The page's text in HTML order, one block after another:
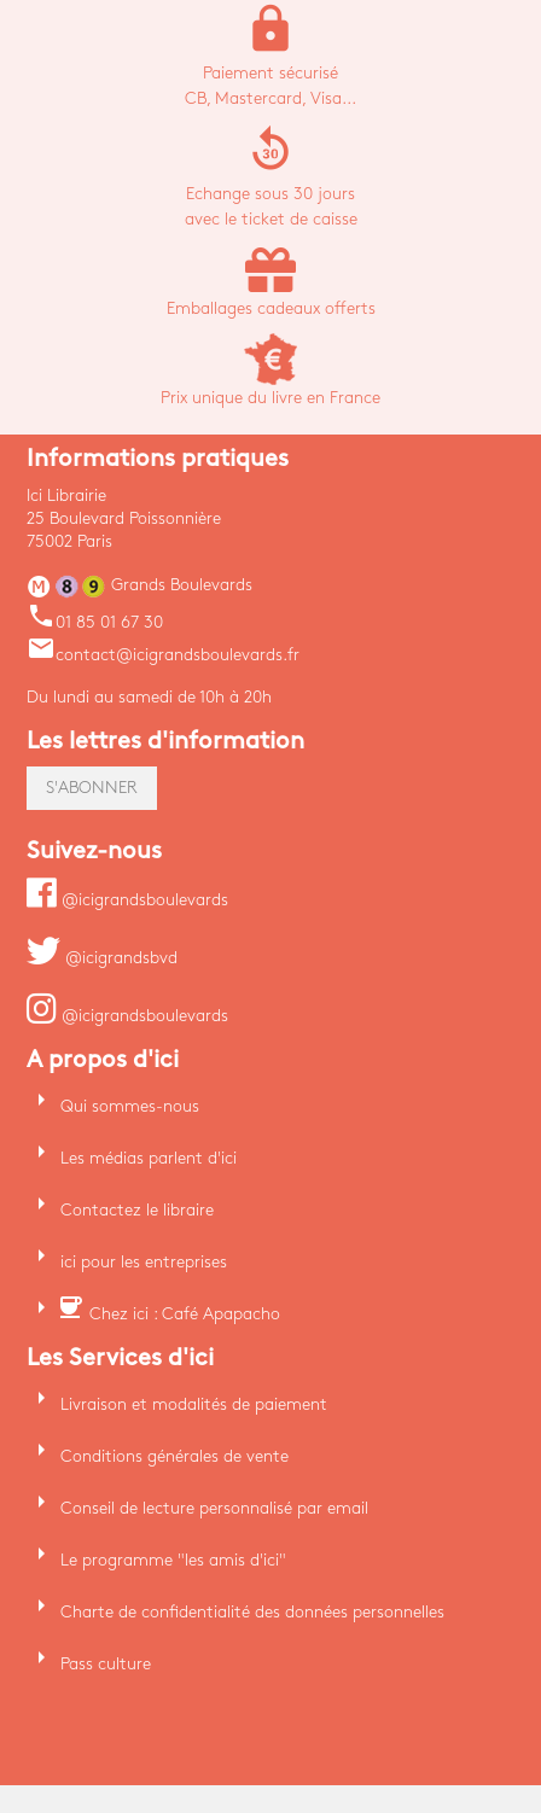
lock
Paiement sécurisé
CB, Mastercard, Visa...
replay_30
Echange sous 30 jours
avec le ticket de caisse
Emballages cadeaux offerts
Prix unique du livre en France
Informations pratiques
Ici Librairie
25 Boulevard Poissonnière
75002 Paris
Grands Boulevards
phone 01 85 01 67 30
emailcontact@icigrandsboulevards.fr
Du lundi au samedi de 10h à 20h
Les lettres d'information
S'ABONNER
Suivez-nous
@icigrandsboulevards
@icigrandsbvd
@icigrandsboulevards
A propos d'ici
arrow_right Qui sommes-nous
arrow_right Les médias parlent d'ici
arrow_right Contactez le libraire
arrow_right ici pour les entreprises
arrow_right coffee Chez ici : Café Apapacho
Les Services d'ici
arrow_right Livraison et modalités de paiement
arrow_right Conditions générales de vente
arrow_right Conseil de lecture personnalisé par email
arrow_right Le programme "les amis d'ici"
arrow_right Charte de confidentialité des données personnelles
arrow_right Pass culture